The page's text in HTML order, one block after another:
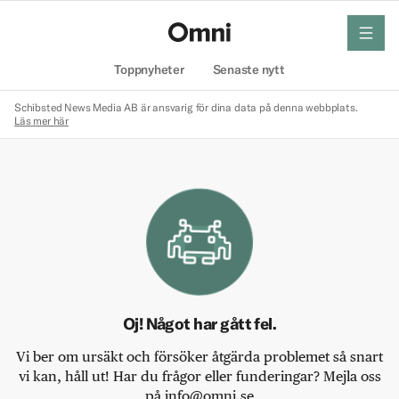
Toppnyheter Senaste nytt
meny
Schibsted News Media AB är ansvarig för dina data på denna webbplats.
Läs mer här
Oj! Något har gått fel.
Vi ber om ursäkt och försöker åtgärda problemet så snart
vi kan, håll ut! Har du frågor eller funderingar? Mejla oss